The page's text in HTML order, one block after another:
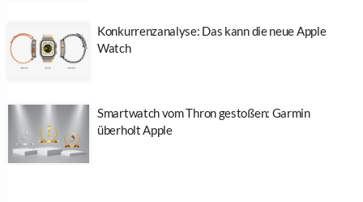
Konkurrenzanalyse: Das kann die neue Apple
Watch
Smartwatch vom Thron gestoßen: Garmin
überholt Apple